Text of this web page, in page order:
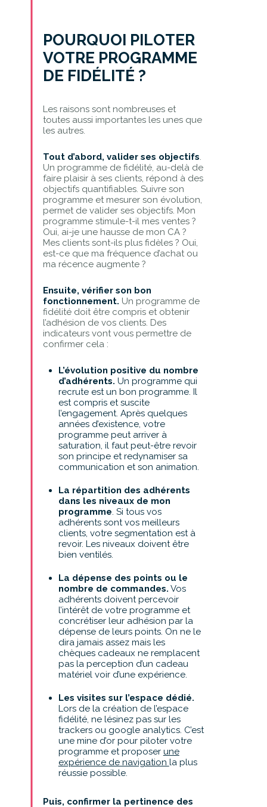
POURQUOI PILOTER
VOTRE PROGRAMME
DE FIDÉLITÉ ?
Les raisons sont nombreuses et
toutes aussi importantes les unes que
les autres.
Tout d’abord, valider ses objectifs.
Un programme de fidélité, au-delà de
faire plaisir à ses clients, répond à des
objectifs quantifiables. Suivre son
programme et mesurer son évolution,
permet de valider ses objectifs. Mon
programme stimule-t-il mes ventes ?
Oui, ai-je une hausse de mon CA ?
Mes clients sont-ils plus fidèles ? Oui,
est-ce que ma fréquence d’achat ou
ma récence augmente ?
Ensuite, vérifier son bon
fonctionnement. Un programme de
fidélité doit être compris et obtenir
l’adhésion de vos clients. Des
indicateurs vont vous permettre de
confirmer cela :
L’évolution positive du nombre
d’adhérents. Un programme qui
recrute est un bon programme. Il
est compris et suscite
l’engagement. Après quelques
années d’existence, votre
programme peut arriver à
saturation, il faut peut-être revoir
son principe et redynamiser sa
communication et son animation.
La répartition des adhérents
dans les niveaux de mon
programme. Si tous vos
adhérents sont vos meilleurs
clients, votre segmentation est à
revoir. Les niveaux doivent être
bien ventilés.
La dépense des points ou le
nombre de commandes. Vos
adhérents doivent percevoir
l’intérêt de votre programme et
concrétiser leur adhésion par la
dépense de leurs points. On ne le
dira jamais assez mais les
chèques cadeaux ne remplacent
pas la perception d’un cadeau
matériel voir d’une expérience.
Les visites sur l’espace dédié.
Lors de la création de l’espace
fidélité, ne lésinez pas sur les
trackers ou google analytics. C’est
une mine d’or pour piloter votre
programme et proposer une
expérience de navigation la plus
réussie possible.
Puis, confirmer la pertinence des